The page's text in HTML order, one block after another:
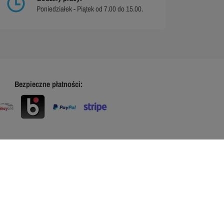
Poniedziałek - Piątek od 7.00 do 15.00.
Bezpieczne płatności: